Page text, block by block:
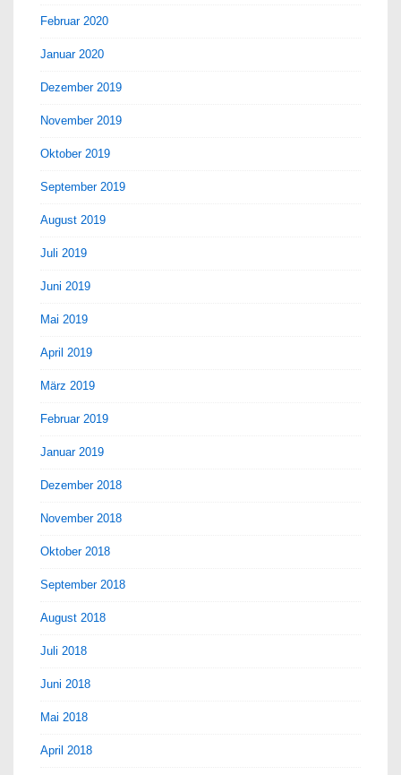
Februar 2020
Januar 2020
Dezember 2019
November 2019
Oktober 2019
September 2019
August 2019
Juli 2019
Juni 2019
Mai 2019
April 2019
März 2019
Februar 2019
Januar 2019
Dezember 2018
November 2018
Oktober 2018
September 2018
August 2018
Juli 2018
Juni 2018
Mai 2018
April 2018